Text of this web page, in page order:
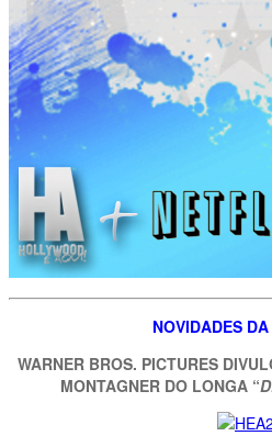
NOVIDADES
WARNER BROS. PICTURES
MONTAGNER DO LONGA “